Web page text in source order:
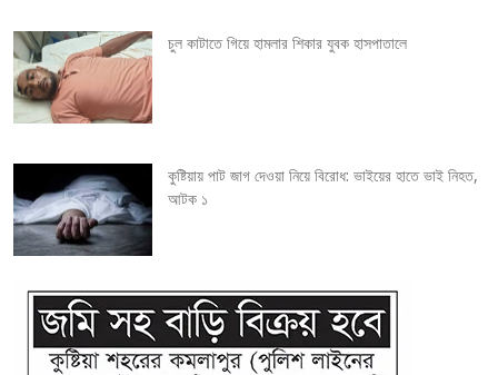
i
o
n
চুল কাটাতে গিয়ে হামলার শিকার যুবক হাসপাতালে
কুষ্টিয়ায় পাট জাগ দেওয়া নিয়ে বিরোধ: ভাইয়ের হাতে ভাই নিহত,
আটক ১